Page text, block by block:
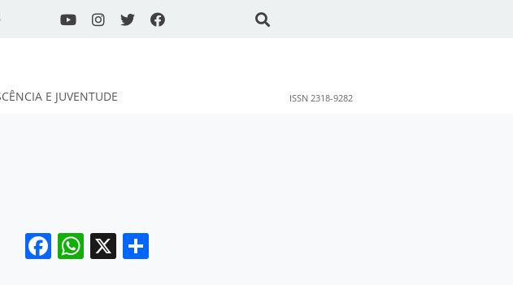
E JUVENTUDE ISSN 2318-9282
Facebook
WhatsApp
X